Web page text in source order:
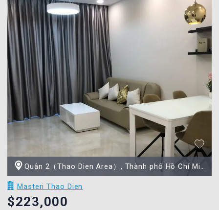
Quận 2（Thao Dien Area）, Thành phố Hồ Chí Minh
Masteri Thao Dien
$223,000